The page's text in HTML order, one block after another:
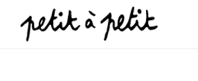
Aller
à
Aller
au